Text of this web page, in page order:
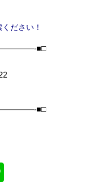
ださい！
■□
■□